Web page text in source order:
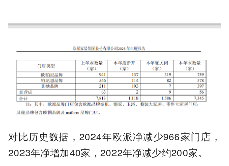
对比历史数据，2024年欧派净减少966家门店，
2023年净增加40家，2022年净减少约200家。